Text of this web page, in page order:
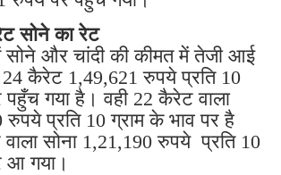
सोने का रेट
में सोने और चांदी की कीमत में तेजी आई
कैरेट 1,49,621 रुपये प्रति 10
पहुँच गया है। वही 22 कैरेट वाला
रुपये प्रति 10 ग्राम के भाव पर है
सोना 1,21,190 रुपये प्रति 10
आ गया।